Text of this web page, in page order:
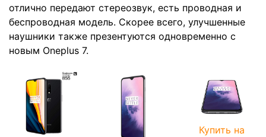
отлично передают стереозвук, есть проводная и
беспроводная модель. Скорее всего, улучшенные
наушники также презентуются одновременно с
новым Oneplus 7.
Купить на